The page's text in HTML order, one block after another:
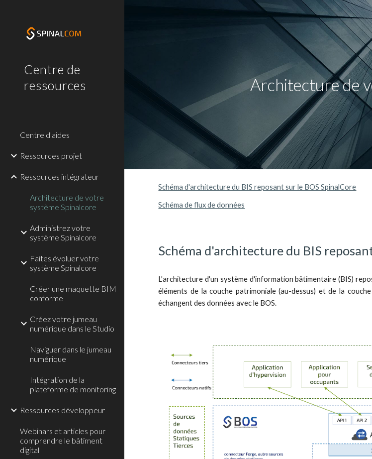
Skip to main content
Centre de
ressources
Centre d'aides
Ressources projet
Ressources intégrateur
Architecture de votre
système Spinalcore
Administrez votre
système Spinalcore
Faites évoluer votre
système Spinalcore
Créer une maquette BIM
conforme
Créez votre jumeau
numérique dans le Studio
Naviguer dans le jumeau
numérique
Intégration de la
plateforme de monitoring
Ressources développeur
Webinars et articles pour
comprendre le bâtiment
digital
Architecture de
Schéma d'architecture du BIS reposant sur le BOS SpinalCore
Schéma de flux de données
Schéma d'architecture du BIS
L'architecture d'un système d'information bâtimentaire (BIS)
éléments de la couche patrimoniale (au-dessus) et de la
échangent des données avec le BOS.